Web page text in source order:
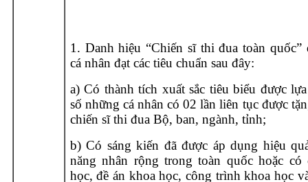
1. Danh hiệu “Chiến sĩ thi đua toàn quốc”
cá nhân đạt các tiêu chuẩn sau đây:
a) Có thành tích xuất sắc tiêu biểu được
số những cá nhân có 02 lần liên tục được
chiến sĩ thi đua Bộ, ban, ngành, tỉnh;
b) Có sáng kiến đã được áp dụng hiệu
năng nhân rộng trong toàn quốc hoặc có
học, đề án khoa học, công trình khoa học